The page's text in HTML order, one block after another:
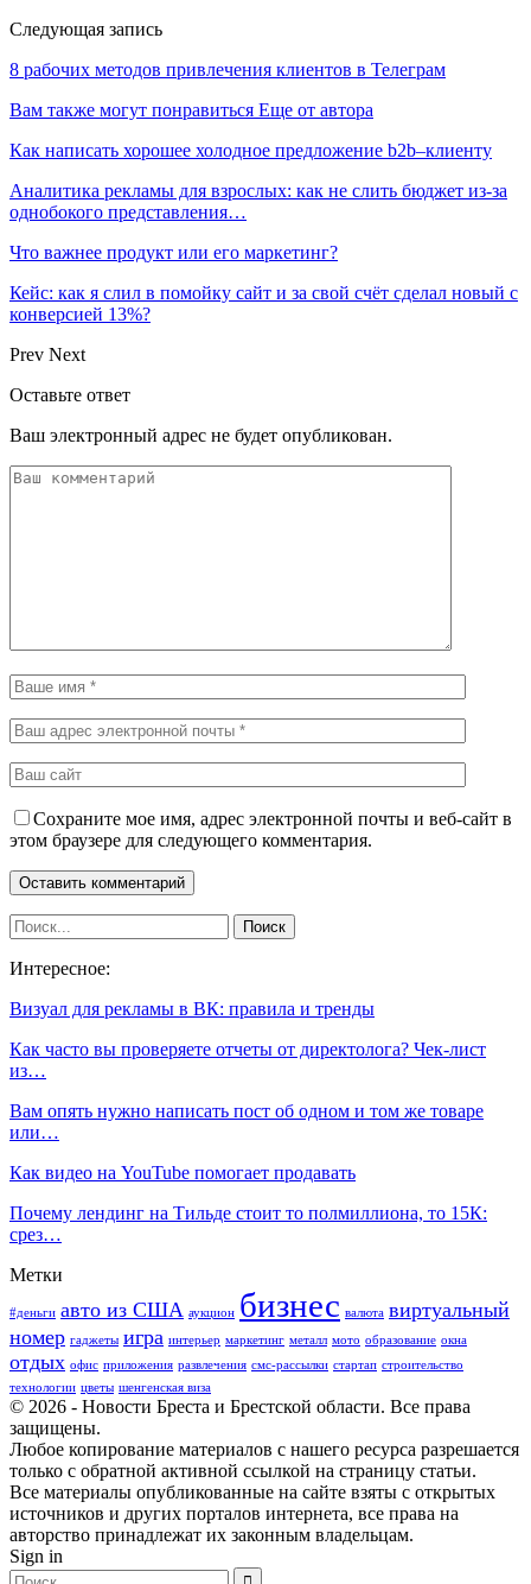
Следующая запись
8 рабочих методов привлечения клиентов в Телеграм
Вам также могут понравиться Еще от автора
Как написать хорошее холодное предложение b2b–клиенту
Аналитика рекламы для взрослых: как не слить бюджет из-за
однобокого представления…
Что важнее продукт или его маркетинг?
Кейс: как я слил в помойку сайт и за свой счёт сделал новый с
конверсией 13%?
Prev Next
Оставьте ответ
Ваш электронный адрес не будет опубликован.
Сохраните мое имя, адрес электронной почты и веб-сайт в
этом браузере для следующего комментария.
Интересное:
Визуал для рекламы в ВК: правила и тренды
Как часто вы проверяете отчеты от директолога? Чек-лист
из…
Вам опять нужно написать пост об одном и том же товаре
или…
Как видео на YouTube помогает продавать
Почему лендинг на Тильде стоит то полмиллиона, то 15К:
срез…
Метки
#деньги авто из США аукцион бизнес валюта виртуальный
номер гаджеты игра интерьер маркетинг металл мото образование окна
отдых офис приложения развлечения смс-рассылки стартап строительство
технологии цветы шенгенская виза
© 2026 - Новости Бреста и Брестской области. Все права
защищены.
Любое копирование материалов с нашего ресурса разрешается
только с обратной активной ссылкой на страницу статьи.
Все материалы опубликованные на сайте взяты с открытых
источников и других порталов интернета, все права на
авторство принадлежат их законным владельцам.
Sign in